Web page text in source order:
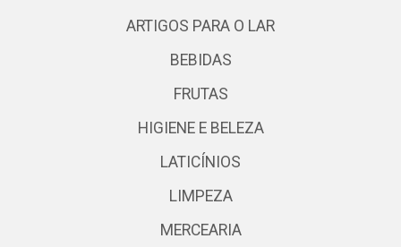
ARTIGOS PARA O LAR
BEBIDAS
FRUTAS
HIGIENE E BELEZA
LATICÍNIOS
LIMPEZA
MERCEARIA